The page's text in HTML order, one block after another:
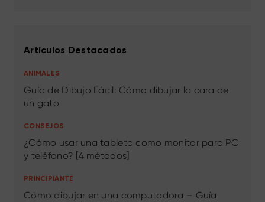
Artículos Destacados
ANIMALES
Guía de Dibujo Fácil: Cómo dibujar la cara de
un gato
CONSEJOS
¿Cómo usar una tableta como monitor para PC
y teléfono? [4 métodos]
PRINCIPIANTE
Cómo dibujar en una computadora – Guía